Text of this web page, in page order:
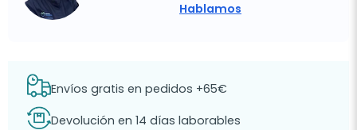
Hablamos
Envíos gratis en pedidos +65€
Devolución en 14 días laborables